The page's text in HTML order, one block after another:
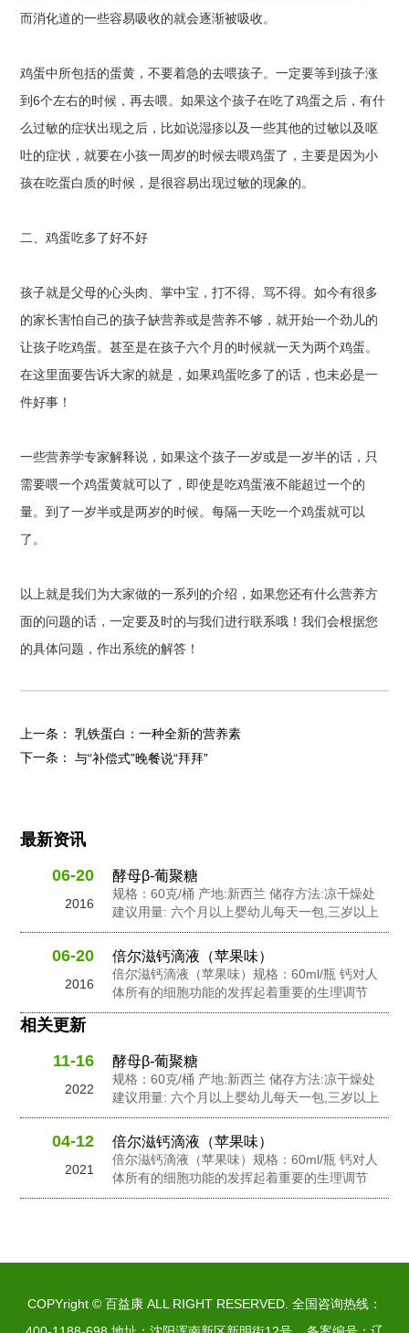
而消化道的一些容易吸收的就会逐渐被吸收。
鸡蛋中所包括的蛋黄，不要着急的去喂孩子。一定要等到孩子涨
到6个左右的时候，再去喂。如果这个孩子在吃了鸡蛋之后，有什
么过敏的症状出现之后，比如说湿疹以及一些其他的过敏以及呕
吐的症状，就要在小孩一周岁的时候去喂鸡蛋了，主要是因为小
孩在吃蛋白质的时候，是很容易出现过敏的现象的。
二、鸡蛋吃多了好不好
孩子就是父母的心头肉、掌中宝，打不得、骂不得。如今有很多
的家长害怕自己的孩子缺营养或是营养不够，就开始一个劲儿的
让孩子吃鸡蛋。甚至是在孩子六个月的时候就一天为两个鸡蛋。
在这里面要告诉大家的就是，如果鸡蛋吃多了的话，也未必是一
件好事！
一些营养学专家解释说，如果这个孩子一岁或是一岁半的话，只
需要喂一个鸡蛋黄就可以了，即使是吃鸡蛋液不能超过一个的
量。到了一岁半或是两岁的时候。每隔一天吃一个鸡蛋就可以
了。
以上就是我们为大家做的一系列的介绍，如果您还有什么营养方
面的问题的话，一定要及时的与我们进行联系哦！我们会根据您
的具体问题，作出系统的解答！
上一条：乳铁蛋白：一种全新的营养素
下一条：与“补偿式”晚餐说“拜拜”
最新资讯
06-20
2016
酵母β-葡聚糖
规格：60克/桶 产地:新西兰 储存方法:凉干燥处
建议用量: 六个月以上婴幼儿每天一包,三岁以上
幼儿每天2包,孕妇及成人每天3包 配料: 抗性糊
精，食用非活性酵母粉，岩藻多糖，水苏糖，酵
母 β-葡聚糖，针叶樱桃粉，黄金奇异果粉，接骨
木莓粉，N-乙酰神经氨酸...
06-20
2016
倍尔滋钙滴液（苹果味）
倍尔滋钙滴液（苹果味）规格：60ml/瓶 钙对人
体所有的细胞功能的发挥起着重要的生理调节
作。钙在人体内含量的不足会影响人体的生长发
促进心脏肌肉功能，并激活一些消化酶的活性。
钙是人体中一个必要的营养成份之一。...
相关更新
11-16
2022
酵母β-葡聚糖
规格：60克/桶 产地:新西兰 储存方法:凉干燥处
建议用量: 六个月以上婴幼儿每天一包,三岁以上
幼儿每天2包,孕妇及成人每天3包 配料: 抗性糊
精，食用非活性酵母粉，岩藻多糖，水苏糖，酵
母 β-葡聚糖，针叶樱桃粉，黄金奇异果粉，接骨
木莓粉，N-乙酰神经氨酸...
04-12
2021
倍尔滋钙滴液（苹果味）
倍尔滋钙滴液（苹果味）规格：60ml/瓶 钙对人
体所有的细胞功能的发挥起着重要的生理调节
作。钙在人体内含量的不足会影响人体的生长发
COPYright © 百益康 ALL RIGHT RESERVED. 全国咨询热线：